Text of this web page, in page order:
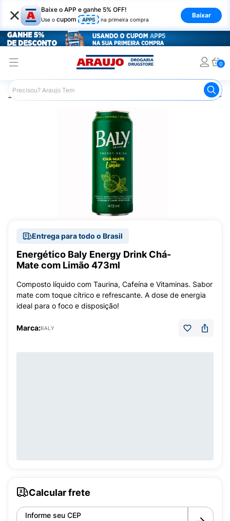
× Baixe o APP e ganhe 5% OFF!
Use o cupom APP5 na primeira compra
Baixar
0
Araujo Mercado
Entrega para todo o Brasil
Energético Baly Energy Drink Chá-
Mate com Limão 473ml
Composto líquido com Taurina, Cafeína e Vitaminas. Sabor
mate com toque cítrico e refrescante. A dose de energia
ideal para o foco e disposição!
Marca:BALY
Calcular frete
Informe seu CEP